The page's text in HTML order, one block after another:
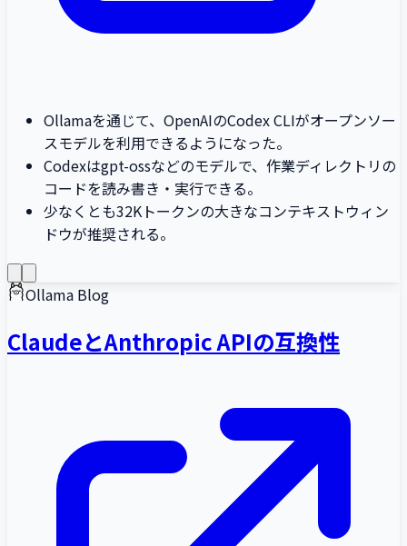
Ollamaを通じて、OpenAIのCodex CLIがオープンソー
スモデルを利用できるようになった。
Codexはgpt-ossなどのモデルで、作業ディレクトリの
コードを読み書き・実行できる。
少なくとも32Kトークンの大きなコンテキストウィン
ドウが推奨される。
Ollama Blog
ClaudeとAnthropic APIの互換性